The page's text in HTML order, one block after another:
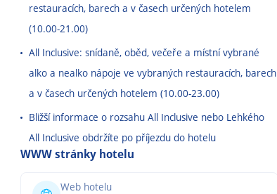
restauracích, barech a v časech určených hotelem
(10.00-21.00)
All Inclusive: snídaně, oběd, večeře a místní vybrané
alko a nealko nápoje ve vybraných restauracích, barech
a v časech určených hotelem (10.00-23.00)
Bližší informace o rozsahu All Inclusive nebo Lehkého
All Inclusive obdržíte po příjezdu do hotelu
WWW stránky hotelu
Web hotelu